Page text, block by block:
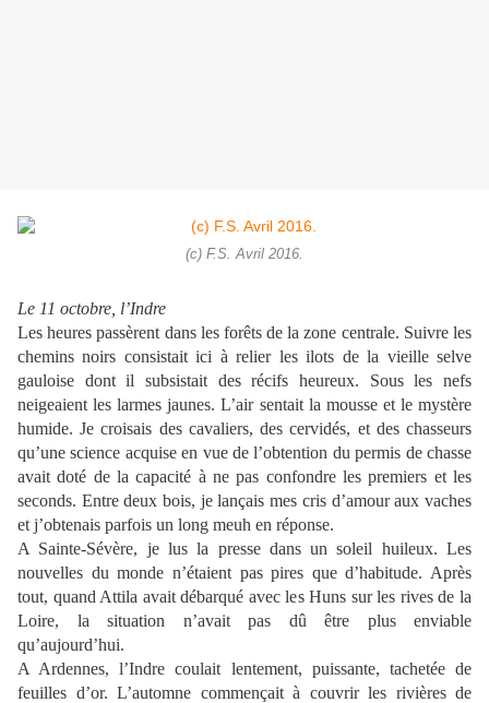
(c) F.S. Avril 2016.
Le 11 octobre, l’Indre
Les heures passèrent dans les forêts de la zone centrale. Suivre les
chemins noirs consistait ici à relier les ilots de la vieille selve
gauloise dont il subsistait des récifs heureux. Sous les nefs
neigeaient les larmes jaunes. L’air sentait la mousse et le mystère
humide. Je croisais des cavaliers, des cervidés, et des chasseurs
qu’une science acquise en vue de l’obtention du permis de chasse
avait doté de la capacité à ne pas confondre les premiers et les
seconds. Entre deux bois, je lançais mes cris d’amour aux vaches
et j’obtenais parfois un long meuh en réponse.
A Sainte-Sévère, je lus la presse dans un soleil huileux. Les
nouvelles du monde n’étaient pas pires que d’habitude. Après
tout, quand Attila avait débarqué avec les Huns sur les rives de la
Loire, la situation n’avait pas dû être plus enviable
qu’aujourd’hui.
A Ardennes, l’Indre coulait lentement, puissante, tachetée de
feuilles d’or. L’automne commençait à couvrir les rivières de